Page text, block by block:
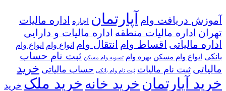
آموزش دریافت وام آپارتمان اجاره
اداره مالیات
تهران اداره مالیات منطقه اداره مالیات و دارایی
اداره مالیاتی اقساط وام انتقال وام انواع وام انواع وام
بانکی
انواع وام مسکن بهره وام تسویه وام مسکن ثبت نام حساب
مالیاتی ثبت نام مالیات ثبت نام وام بانکی حساب مالیاتی خرید
خرید آپارتمان خرید خانه خرید ملک خرید